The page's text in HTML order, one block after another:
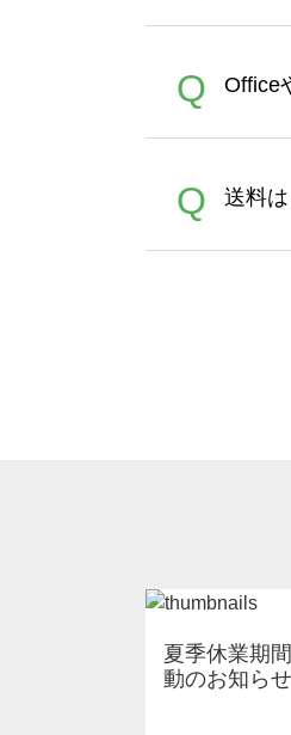
A
Q Office
A
Q 送料は
夏季休業期
動のお知らせ